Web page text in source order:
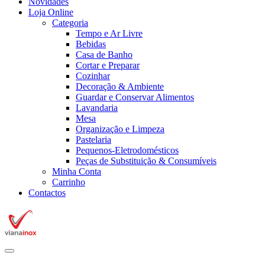
Loja Online
Categoria
Tempo e Ar Livre
Bebidas
Casa de Banho
Cortar e Preparar
Cozinhar
Decoração & Ambiente
Guardar e Conservar Alimentos
Lavandaria
Mesa
Organização e Limpeza
Pastelaria
Pequenos-Eletrodomésticos
Peças de Substituição & Consumíveis
Minha Conta
Carrinho
Contactos